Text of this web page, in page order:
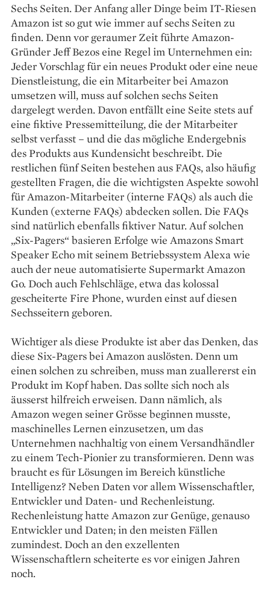
Sechs Seiten. Der Anfang aller Dinge beim IT-Riesen
Amazon ist so gut wie immer auf sechs Seiten zu
finden. Denn vor geraumer Zeit führte Amazon-
Gründer Jeff Bezos eine Regel im Unternehmen ein:
Jeder Vorschlag für ein neues Produkt oder eine neue
Dienstleistung, die ein Mitarbeiter bei Amazon
umsetzen will, muss auf solchen sechs Seiten
dargelegt werden. Davon entfällt eine Seite stets auf
eine fiktive Pressemitteilung, die der Mitarbeiter
selbst verfasst – und die das mögliche Endergebnis
des Produkts aus Kundensicht beschreibt. Die
restlichen fünf Seiten bestehen aus FAQs, also häufig
gestellten Fragen, die die wichtigsten Aspekte sowohl
für Amazon-Mitarbeiter (interne FAQs) als auch die
Kunden (externe FAQs) ­abdecken sollen. Die FAQs
sind natürlich ebenfalls fiktiver Natur. Auf solchen
„Six-Pagers“ basieren Erfolge wie Amazons Smart
Speaker Echo mit seinem Betriebssystem Alexa wie
auch der neue automatisierte Supermarkt Amazon
Go. Doch auch Fehlschläge, etwa das kolossal
gescheiterte Fire Phone, wurden einst auf diesen
Sechsseitern geboren.
Wichtiger als diese Produkte ist aber das Denken, das
diese Six-Pagers bei Amazon auslösten. Denn um
einen solchen zu schreiben, muss man zuallererst ein
Produkt im Kopf haben. Das sollte sich noch als
äusserst hilfreich erweisen. Dann nämlich, als
Amazon wegen seiner Grösse beginnen musste,
maschinelles Lernen einzusetzen, um das
Unternehmen nachhaltig von einem Versandhändler
zu einem Tech-Pionier zu transformieren. Denn was
braucht es für Lösungen im Bereich künstliche
Intelligenz? ­Neben Daten vor allem Wissenschaftler,
Entwickler und Daten- und Rechenleistung.
Rechenleistung hatte Amazon zur Genüge, genauso
Entwickler und Daten; in den meisten Fällen
zumindest. Doch an den exzellenten
Wissenschaftlern scheiterte es vor einigen Jahren
noch.